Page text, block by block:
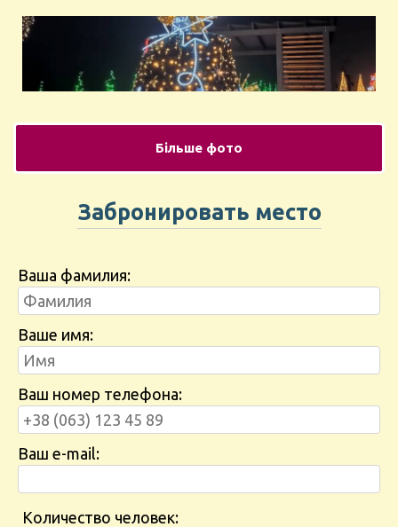
Більше фото
Забронировать место
Ваша фамилия:
Ваше имя:
Ваш номер телефона:
Ваш e-mail:
Количество человек: